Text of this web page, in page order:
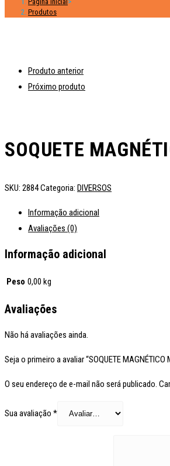
Produtos
Produto anterior
Próximo produto
SOQUETE
SKU: 2884Categoria: DIVERSOS
Informação adicional
Avaliações (0)
Informação adicional
Peso 0,00 kg
Avaliações
Não há avaliações ainda.
Seja o primeiro a avaliar “SOQUETE MAGNÉTICO
O seu endereço de e-mail não será publicado.
Sua avaliação *